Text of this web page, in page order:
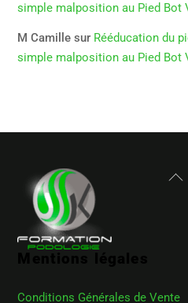
simple malposition au Pied Bot
M Camille sur Rééducation du
simple malposition au Pied Bot
Conditions Générales de Vente